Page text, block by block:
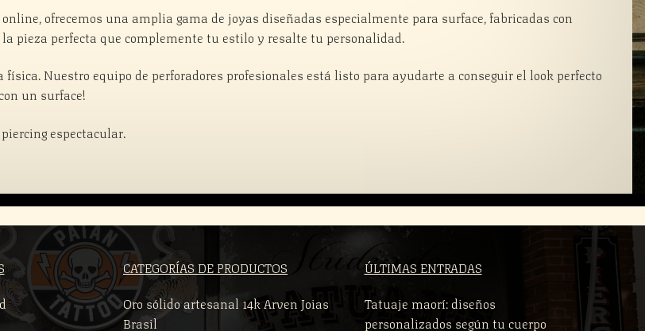
ofrecemos una amplia gama de joyas diseñadas especialmente para surface, fabricadas con
pieza perfecta que complemente tu estilo y resalte tu personalidad.
Nuestro equipo de perforadores profesionales está listo para ayudarte a conseguir el look perfecto
un surface!
espectacular.
CATEGORÍAS DE PRODUCTOS
Oro sólido artesanal 14k Arven Joias
Brasil
ÚLTIMAS ENTRADAS
Tatuaje maorí: diseños
personalizados según tu cuerpo